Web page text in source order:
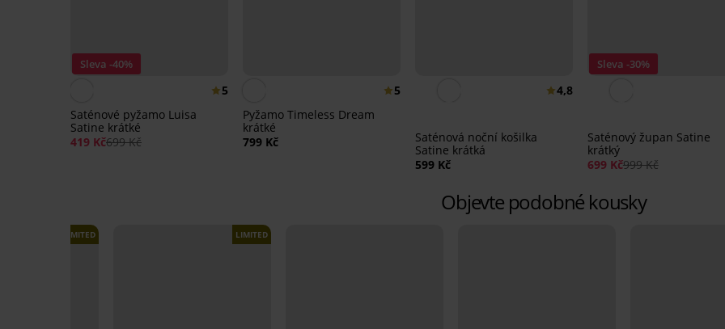
Sleva -40%
5
Saténové pyžamo Luisa
Satine krátké
419 Kč699 Kč
5
Pyžamo Timeless Dream
krátké
799 Kč
4,8
Saténová noční košilka
Satine krátká
599 Kč
Sleva -30%
Saténový župan Satine
krátký
699 Kč999 Kč
Objevte podobné kousky
LIMITED LIMITED